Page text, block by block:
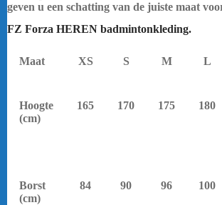
geven u een schatting van de juiste maat
FZ Forza HEREN badmintonkleding.
Maat XS S M L
Hoogte
(cm)
165 170 175 180
Borst
(cm)
84 90 96 100